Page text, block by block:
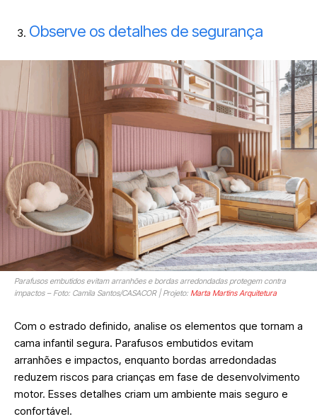
Observe os detalhes de segurança
Parafusos embutidos evitam arranhões e bordas arredondadas protegem contra
impactos – Foto: Camila Santos/CASACOR | Projeto: Marta Martins Arquitetura
Com o estrado definido, analise os elementos que tornam a
cama infantil segura. Parafusos embutidos evitam
arranhões e impactos, enquanto bordas arredondadas
reduzem riscos para crianças em fase de desenvolvimento
motor. Esses detalhes criam um ambiente mais seguro e
confortável.